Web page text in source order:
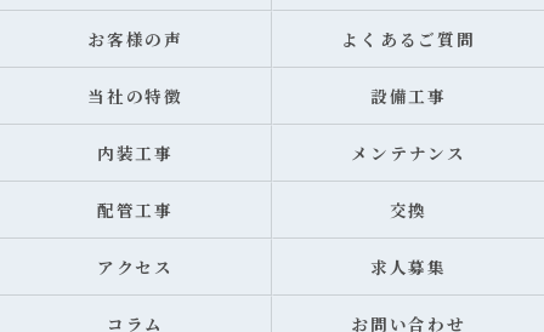
お客様の声 よくあるご質問
当社の特徴 設備工事
内装工事 メンテナンス
配管工事 交換
アクセス 求人募集
コラム お問い合わせ